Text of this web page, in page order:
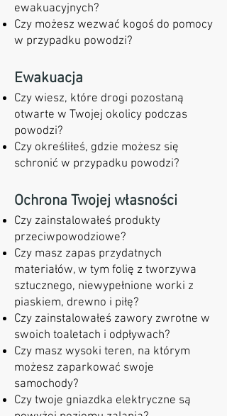
ewakuacyjnych?
Czy możesz wezwać kogoś do pomocy
w przypadku powodzi?
Ewakuacja
Czy wiesz, które drogi pozostaną
otwarte w Twojej okolicy podczas
powodzi?
Czy określiłeś, gdzie możesz się
schronić w przypadku powodzi?
Ochrona Twojej własności
Czy zainstalowałeś produkty
przeciwpowodziowe?
Czy masz zapas przydatnych
materiałów, w tym folię z tworzywa
sztucznego, niewypełnione worki z
piaskiem, drewno i piłę?
Czy zainstalowałeś zawory zwrotne w
swoich toaletach i odpływach?
Czy masz wysoki teren, na którym
możesz zaparkować swoje
samochody?
Czy twoje gniazdka elektryczne są